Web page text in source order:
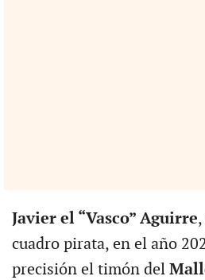
Javier el “Vasco” Aguirre
cuadro pirata, en el año
precisión el timón del